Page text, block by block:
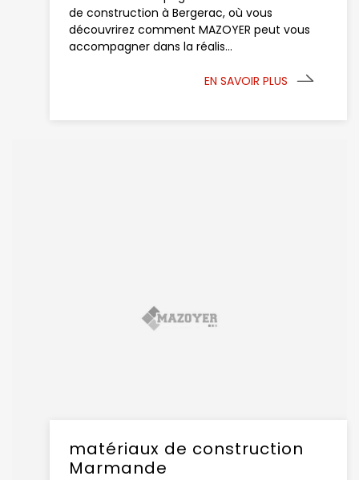
de construction à Bergerac, où vous
découvrirez comment MAZOYER peut vous
accompagner dans la réalis...
EN SAVOIR PLUS
matériaux de construction
Marmande